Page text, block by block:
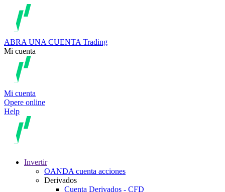
ABRA UNA CUENTA Trading
Mi cuenta
Mi cuenta
Opere online
Help
Invertir
OANDA cuenta acciones
Derivados
Cuenta Derivados - CFD